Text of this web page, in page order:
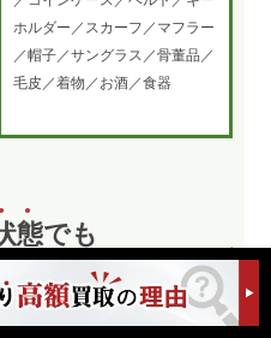
ホルダー／スカーフ／マフラー
／帽子／サングラス／骨董品／
毛皮／着物／お酒／食器
態でも
致します!